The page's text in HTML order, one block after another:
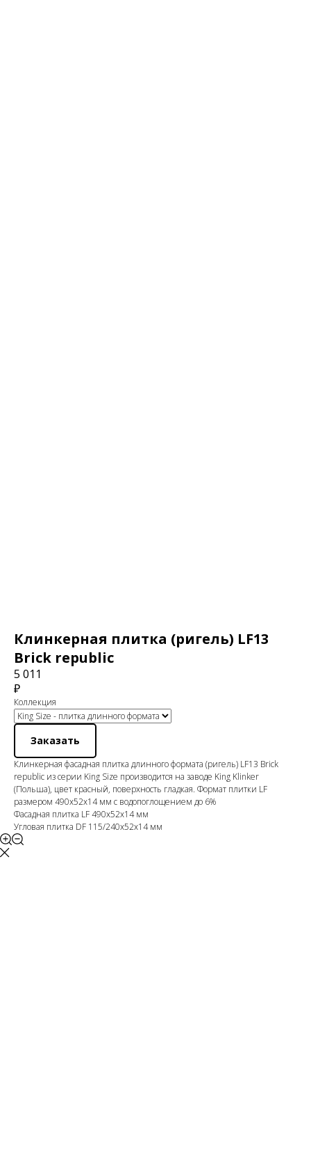
Клинкерная плитка (ригель) LF13
Brick republic
5 011
₽
Коллекция
Заказать
Клинкерная фасадная плитка длинного формата (ригель) LF13 Brick
republic из серии King Size производится на заводе King Klinker
(Польша), цвет красный, поверхность гладкая. Формат плитки LF
размером 490x52x14 мм с водопоглощением до 6%
Фасадная плитка LF 490x52x14 мм
Угловая плитка DF 115/240x52x14 мм